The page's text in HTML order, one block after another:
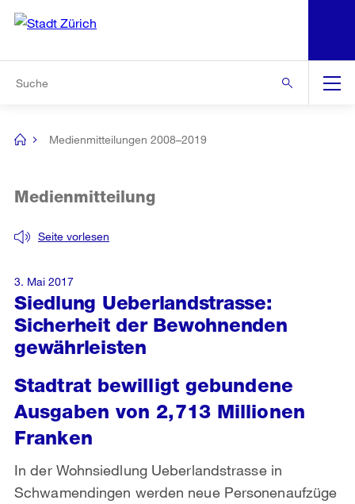
Navigation
[no
Medienmitteilungen 2008–2019
Siedlung Ueberlandstrasse:
Sicherheit der Bewohnenden
gewährleisten
Seite vorlesen
Medienmitteilung
Stadtrat bewilligt gebundene
Ausgaben von 2,713 Millionen
Franken
In der Wohnsiedlung Ueberlandstrasse in
Schwamendingen werden neue Personenaufzüge
3. Mai 2017